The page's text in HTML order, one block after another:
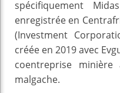
spécifiquement
enregistrée en
(Investment
créée en 2019 avec
coentreprise minière
malgache.